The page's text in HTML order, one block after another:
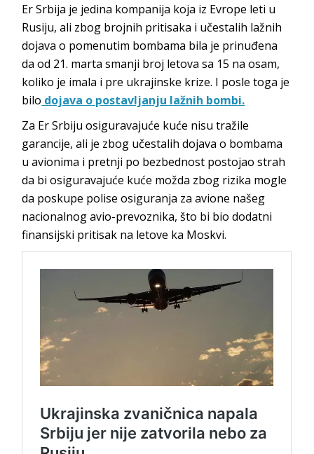
Er Srbija je jedina kompanija koja iz Evrope leti u
Rusiju, ali zbog brojnih pritisaka i učestalih lažnih
dojava o pomenutim bombama bila je prinuđena
da od 21. marta smanji broj letova sa 15 na osam,
koliko je imala i pre ukrajinske krize. I posle toga je
bilo dojava o postavljanju lažnih bombi.
Za Er Srbiju osiguravajuće kuće nisu tražile
garancije, ali je zbog učestalih dojava o bombama
u avionima i pretnji po bezbednost postojao strah
da bi osiguravajuće kuće možda zbog rizika mogle
da poskupe polise osiguranja za avione našeg
nacionalnog avio-prevoznika, što bi bio dodatni
finansijski pritisak na letove ka Moskvi.